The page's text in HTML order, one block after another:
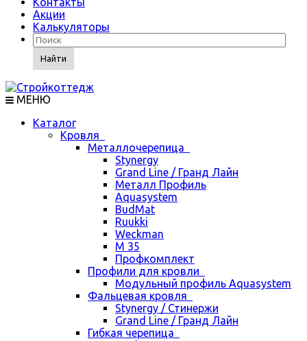
Акции
Калькуляторы
Найти
МЕНЮ
Каталог
Кровля
Металлочерепица
Stynergy
Grand Line / Гранд Лайн
Металл Профиль
Aquasystem
BudMat
Ruukki
Weckman
М 35
Профкомплект
Профили для кровли
Модульный профиль Aquasystem
Фальцевая кровля
Stynergy / Стинержи
Grand Line / Гранд Лайн
Гибкая черепица